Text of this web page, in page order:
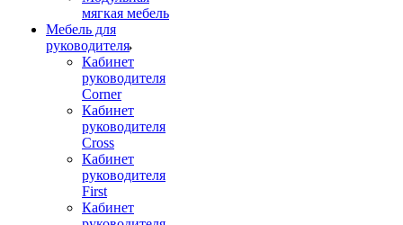
мягкая мебель
Мебель для
руководителя
Кабинет
руководителя
Corner
Кабинет
руководителя
Cross
Кабинет
руководителя
First
Кабинет